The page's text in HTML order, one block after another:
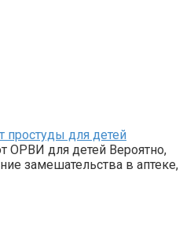
простуды для детей
ОРВИ для детей Вероятно,
замешательства в аптеке,